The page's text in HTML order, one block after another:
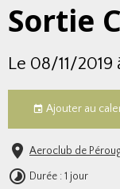
Sortie
Le 08/11/2019
Ajouter au
Aeroclub de
Durée : 1 jour